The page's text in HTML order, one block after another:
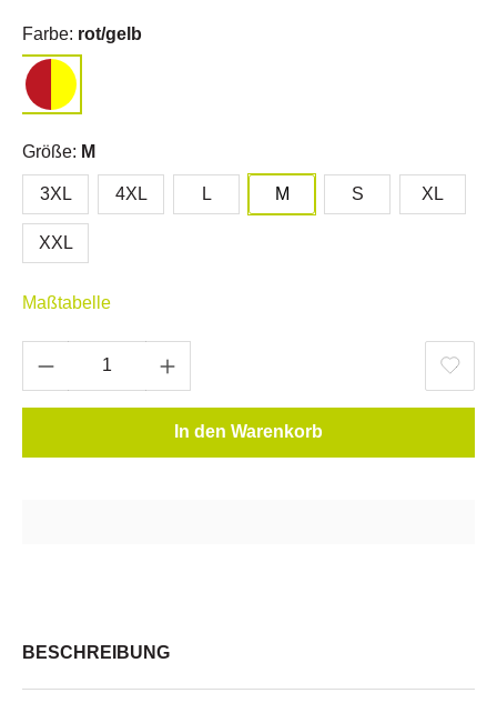
Farbe: rot/gelb
Größe: M
3XL 4XL L M S XL
XXL
Maßtabelle
In den Warenkorb
BESCHREIBUNG